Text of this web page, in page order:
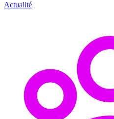
Actualité